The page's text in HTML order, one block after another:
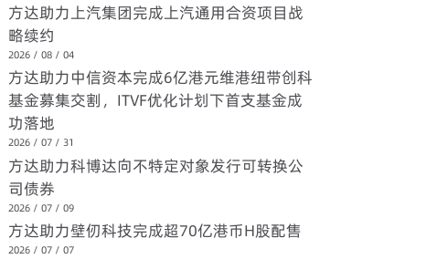
方达助力上汽集团完成上汽通用合资项目战
略续约
2026 / 08 / 04
方达助力中信资本完成6亿港元维港纽带创科
基金募集交割，ITVF优化计划下首支基金成
功落地
2026 / 07 / 31
方达助力科博达向不特定对象发行可转换公
司债券
2026 / 07 / 09
方达助力壁仞科技完成超70亿港币H股配售
2026 / 07 / 07